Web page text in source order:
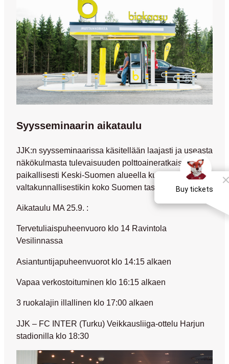
Syysseminaarin aikataulu
JJK:n syysseminaarissa käsitellään laajasti ja useasta
näkökulmasta tulevaisuuden polttoaineratkaisuja niin
paikallisesti Keski-Suomen alueella kuin
valtakunnallisestikin koko Suomen tasolla.
Aikataulu MA 25.9. :
Tervetuliaispuheenvuoro klo 14 Ravintola
Vesilinnassa
Asiantuntijapuheenvuorot klo 14:15 alkaen
Vapaa verkostoituminen klo 16:15 alkaen
3 ruokalajin illallinen klo 17:00 alkaen
JJK – FC INTER (Turku) Veikkausliiga-ottelu Harjun
stadionilla klo 18:30